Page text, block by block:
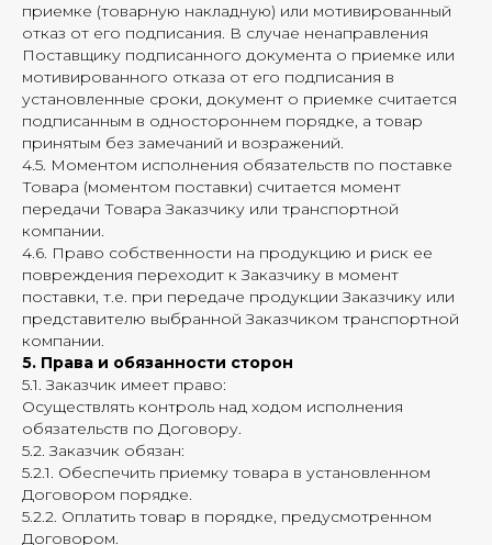
приемке (товарную накладную) или мотивированный
отказ от его подписания. В случае ненаправления
Поставщику подписанного документа о приемке или
мотивированного отказа от его подписания в
установленные сроки, документ о приемке считается
подписанным в одностороннем порядке, а товар
принятым без замечаний и возражений.
4.5. Моментом исполнения обязательств по поставке
Товара (моментом поставки) считается момент
передачи Товара Заказчику или транспортной
компании.
4.6. Право собственности на продукцию и риск ее
повреждения переходит к Заказчику в момент
поставки, т.е. при передаче продукции Заказчику или
представителю выбранной Заказчиком транспортной
компании.
5. Права и обязанности сторон
5.1. Заказчик имеет право:
Осуществлять контроль над ходом исполнения
обязательств по Договору.
5.2. Заказчик обязан:
5.2.1. Обеспечить приемку товара в установленном
Договором порядке.
5.2.2. Оплатить товар в порядке, предусмотренном
Договором.